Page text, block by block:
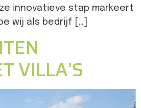
innovatieve stap markeert
wij als bedrijf […]
VILLA’S